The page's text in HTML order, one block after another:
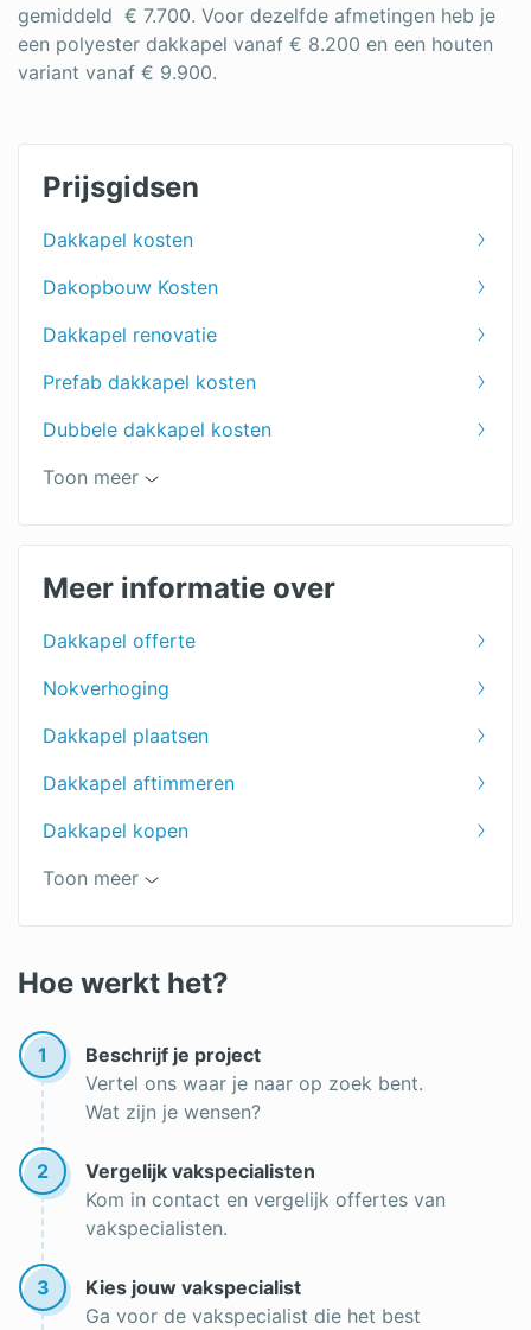
gemiddeld € 7.700. Voor dezelfde afmetingen heb je
een polyester dakkapel vanaf € 8.200 en een houten
variant vanaf € 9.900.
Prijsgidsen
Dakkapel kosten
Dakopbouw Kosten
Dakkapel renovatie
Prefab dakkapel kosten
Dubbele dakkapel kosten
Zinken dakkapel kosten
Dakkapel 4 meter
Dakkapellen specialist
Toon meer
Meer informatie over
Dakkapel offerte
Nokverhoging
Dakkapel plaatsen
Dakkapel aftimmeren
Dakkapel kopen
Regels dakkapel
Airco op dakkapel
Lekkage aan je dakkapel?
Soorten dakkapellen
Dakkapel isoleren
Maat dakkapellen
Zinken dakkapel
dakopbouw
Houten dakkapel
Toon meer
Hoe werkt het?
1
Beschrijf je project
Vertel ons waar je naar op zoek bent.
Wat zijn je wensen?
2
Vergelijk vakspecialisten
Kom in contact en vergelijk offertes van
vakspecialisten.
3
Kies jouw vakspecialist
Ga voor de vakspecialist die het best